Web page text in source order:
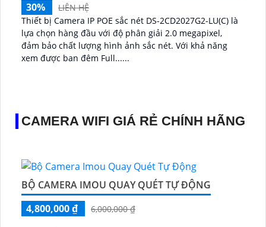
30%
LIÊN HỆ
Thiết bị Camera IP POE sắc nét DS-2CD2027G2-LU(C) là
lựa chọn hàng đầu với độ phân giải 2.0 megapixel,
đảm bảo chất lượng hình ảnh sắc nét. Với khả năng
xem được ban đêm Full......
CAMERA WIFI GIÁ RẺ CHÍNH HÃNG
BỘ CAMERA IMOU QUAY QUÉT TỰ ĐỘNG
4,800,000 ₫
6,000,000 ₫